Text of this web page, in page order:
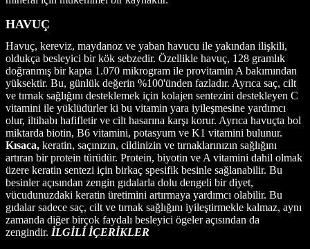
HAVUÇ
Havuç, kereviz, maydanoz ve yaban havucu ile yakından ilişkili,
oldukça besleyici bir kök sebzedir. Özellikle havuç, 128 gramlık
doğranmış bir kapta 1.070 mikrogram ile provitamin A bakımından
yüksektir. Bu, günlük değerin %100'ünden fazladır. Ayrıca saç, cilt
ve tırnak sağlığını desteklemek için kolajen sentezini destekleyen C
vitamini ile yüklüdürler ki bu vitamin yara iyileşmesine yardımcı
olur, iltihabı hafifletir ve cilt hasarına karşı korur. Ayrıca havuçta bol
miktarda biotin, B6 vitamini, potasyum ve K1 vitamini bulunur.
Kısaca, keratin, saçınızın, cildinizin ve tırnaklarınızın sağlığını
artıran bir protein türüdür. Protein, biyotin ve A vitamini dahil olmak
üzere keratin sentezi için birkaç spesifik besinle sağlanabilir. Bu
besinler açısından zengin gıdalarla dolu dengeli bir diyet,
vücudunuzdaki keratin üretimini artırmaya yardımcı olabilir. Bu
gıdalar sadece saç, cilt ve tırnak sağlığını iyileştirmekle kalmaz, aynı
zamanda diğer birçok faydalı besleyici ögeler açısından da
zengindir. İLGİLİ İÇERİKLER